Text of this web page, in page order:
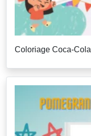
Coloriage Coca-Cola